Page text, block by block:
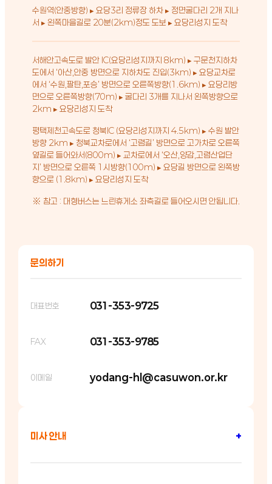
수원역(안중방향) ▸ 요당3리 정류장 하차 ▸ 정면굴다리 2개 지나
서 ▸ 왼쪽마을길로 20분(2km)정도 도보 ▸ 요당리성지 도착
서해안고속도로 발안 IC(요당리성지까지 8km) ▸ 구문천지하차
도에서 ‘아산,안중 방면으로 지하차도 진입(3km) ▸ 요당교차로
에서 ‘수원,팔탄,포승’ 방면으로 오른쪽방향(1.6km) ▸ 요당리방
면으로 오른쪽방향(70m) ▸ 굴다리 3개를 지나서 왼쪽방향으로
2km ▸ 요당리성지 도착
평택제천고속도로 청북IC (요당리성지까지 4.5km) ▸ 수원 발안
방향 2km ▸ 청북교차로에서 ‘고렴길’ 방면으로 고가차로 오른쪽
옆길로 들어와서(800m) ▸ 교차로에서 ‘오산,양감,고렴산업단
지’ 방면으로 오른쪽 1시방향(100m) ▸ 요당길 방면으로 왼쪽방
향으로 (1.8km) ▸ 요당리성지 도착
※ 참고 : 대형버스는 느린휴게소 좌측길로 들어오시면 안됩니다.
문의하기
대표번호 031-353-9725
FAX 031-353-9785
이메일 yodang-hl@casuwon.or.kr
미사 안내 +